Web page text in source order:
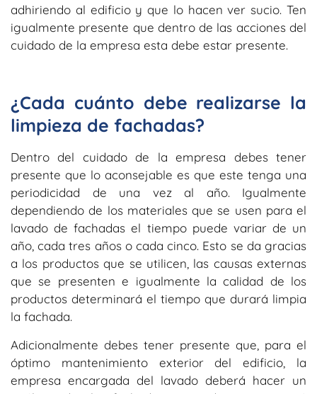
adhiriendo al edificio y que lo hacen ver sucio. Ten
igualmente presente que dentro de las acciones del
cuidado de la empresa esta debe estar presente.
¿Cada cuánto debe realizarse la
limpieza de fachadas?
Dentro del cuidado de la empresa debes tener
presente que lo aconsejable es que este tenga una
periodicidad de una vez al año. Igualmente
dependiendo de los materiales que se usen para el
lavado de fachadas el tiempo puede variar de un
año, cada tres años o cada cinco. Esto se da gracias
a los productos que se utilicen, las causas externas
que se presenten e igualmente la calidad de los
productos determinará el tiempo que durará limpia
la fachada.
Adicionalmente debes tener presente que, para el
óptimo mantenimiento exterior del edificio, la
empresa encargada del lavado deberá hacer un